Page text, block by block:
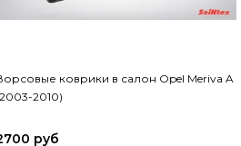
коврики в салон Opel Meriva A
2010)
руб